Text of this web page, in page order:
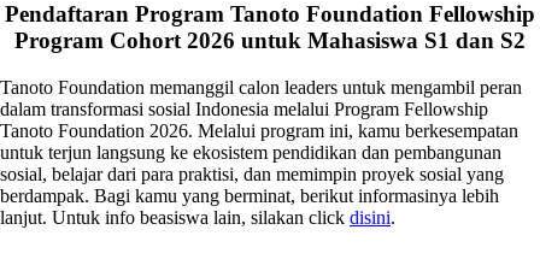
Pendaftaran Program Tanoto Foundation Fellowship
Program Cohort 2026 untuk Mahasiswa S1 dan S2
Tanoto Foundation memanggil calon leaders untuk mengambil peran
dalam transformasi sosial Indonesia melalui Program Fellowship
Tanoto Foundation 2026. Melalui program ini, kamu berkesempatan
untuk terjun langsung ke ekosistem pendidikan dan pembangunan
sosial, belajar dari para praktisi, dan memimpin proyek sosial yang
berdampak. Bagi kamu yang berminat, berikut informasinya lebih
lanjut. Untuk info beasiswa lain, silakan click disini.